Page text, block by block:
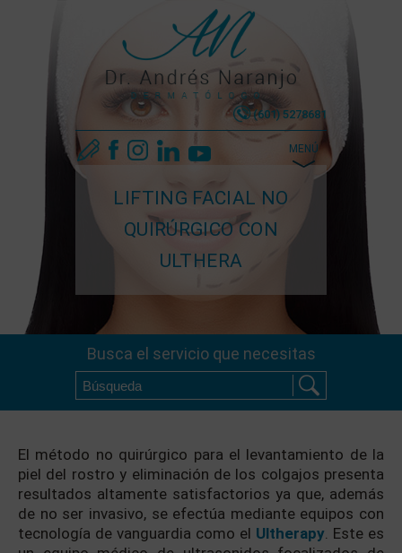
(601) 5278681
MENÚ
LIFTING FACIAL NO
QUIRÚRGICO CON
ULTHERA
Busca el servicio que necesitas
El método no quirúrgico para el levantamiento de la
piel del rostro y eliminación de los colgajos presenta
resultados altamente satisfactorios ya que, además
de no ser invasivo, se efectúa mediante equipos con
tecnología de vanguardia como el Ultherapy. Este es